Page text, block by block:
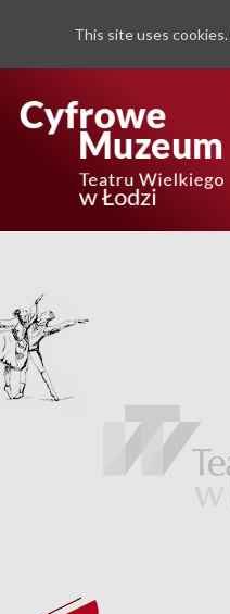
This site uses cookies.